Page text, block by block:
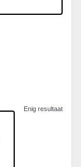
Enig resultaat